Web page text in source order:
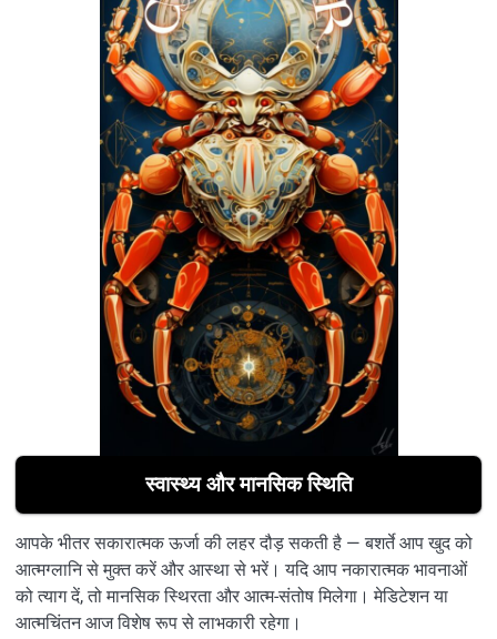
स्वास्थ्य और मानसिक स्थिति
आपके भीतर सकारात्मक ऊर्जा की लहर दौड़ सकती है — बशर्ते आप खुद को
आत्मग्लानि से मुक्त करें और आस्था से भरें। यदि आप नकारात्मक भावनाओं
को त्याग दें, तो मानसिक स्थिरता और आत्म-संतोष मिलेगा। मेडिटेशन या
आत्मचिंतन आज विशेष रूप से लाभकारी रहेगा।